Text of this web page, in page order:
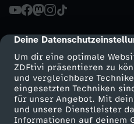
cmp-dialog-description
Deine
Um dir eine optimale
ZDFtivi präsentieren zu
und vergleichbare
eingesetzten Techniken
für unser Angebot. Mit
und unsere Dienstleister
Informationen auf deinem
r
o
c
h
Mehr ZDF